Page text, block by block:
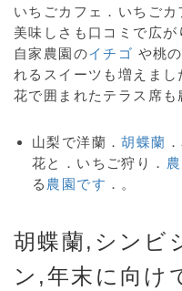
いちごカフェ．いちご
美味しさも口コミで広が
自家農園のイチゴ や桃
れるスイーツも増えまし
花で囲まれたテラス席
山梨で洋蘭．胡蝶蘭
花と．いちご狩り．
る 農園です ．。
胡蝶蘭,シンビ
ン ,年末に向け